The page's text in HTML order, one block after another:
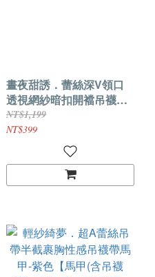
晝夜甜誘．蕾絲深V領口
透視網紗暗扣開襠吊襪帶
馬甲【白色】
NT$1,199
NT$399